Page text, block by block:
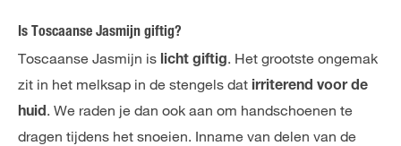
Is Toscaanse Jasmijn giftig?
Toscaanse Jasmijn is licht giftig. Het grootste ongemak
zit in het melksap in de stengels dat irriterend voor de
huid. We raden je dan ook aan om handschoenen te
dragen tijdens het snoeien. Inname van delen van de